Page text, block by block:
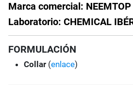
Marca comercial:
Laboratorio: CHEMICAL
FORMULACIÓN
Collar (enlace)